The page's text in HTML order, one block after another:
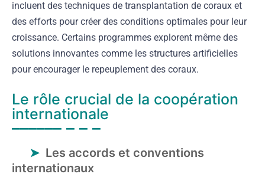
incluent des techniques de transplantation de coraux et
des efforts pour créer des conditions optimales pour leur
croissance. Certains programmes explorent même des
solutions innovantes comme les structures artificielles
pour encourager le repeuplement des coraux.
Le rôle crucial de la coopération
internationale
Les accords et conventions
internationaux